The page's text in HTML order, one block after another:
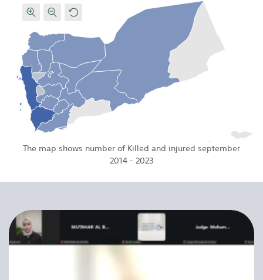
The map shows number of Killed and injured september
2014 - 2023